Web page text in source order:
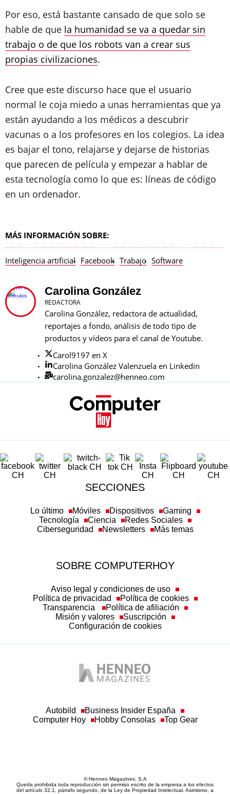
Por eso, está bastante cansado de que solo se
hable de que la humanidad se va a quedar sin
trabajo o de que los robots van a crear sus
propias civilizaciones.
Cree que este discurso hace que el usuario
normal le coja miedo a unas herramientas que ya
están ayudando a los médicos a descubrir
vacunas o a los profesores en los colegios. La idea
es bajar el tono, relajarse y dejarse de historias
que parecen de película y empezar a hablar de
esta tecnología como lo que es: líneas de código
en un ordenador.
MÁS INFORMACIÓN SOBRE:
Inteligencia artificial Facebook Trabajo Software
Carolina González
REDACTORA
Carolina González, redactora de actualidad,
reportajes a fondo, análisis de todo tipo de
productos y vídeos para el canal de Youtube.
Carol9197 en X
Carolina González Valenzuela en Linkedin
carolina.gonzalez@henneo.com
SECCIONES
Lo último Móviles Dispositivos
Gaming
Tecnología
Ciencia
Redes Sociales
Ciberseguridad
Newsletters Más temas
SOBRE COMPUTERHOY
Aviso legal y condiciones de uso
Política de privacidad
Política de cookies
Transparencia
Política de afiliación
Misión y valores
Suscripción
Configuración de cookies
Autobild
Business Insider España
Computer Hoy
Hobby Consolas Top Gear
© Henneo Magazines, S.A
Queda prohibida toda reproducción sin permiso escrito de la empresa a los efectos
del artículo 32.1, párrafo segundo, de la Ley de Propiedad Intelectual. Asimismo, a